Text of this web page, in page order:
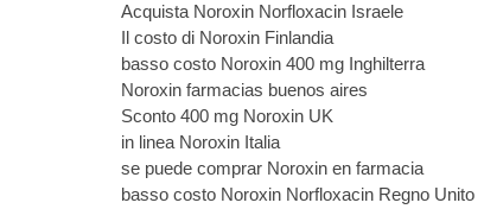
Acquista Noroxin Norfloxacin Israele
Il costo di Noroxin Finlandia
basso costo Noroxin 400 mg Inghilterra
Noroxin farmacias buenos aires
Sconto 400 mg Noroxin UK
in linea Noroxin Italia
se puede comprar Noroxin en farmacia
basso costo Noroxin Norfloxacin Regno Unito